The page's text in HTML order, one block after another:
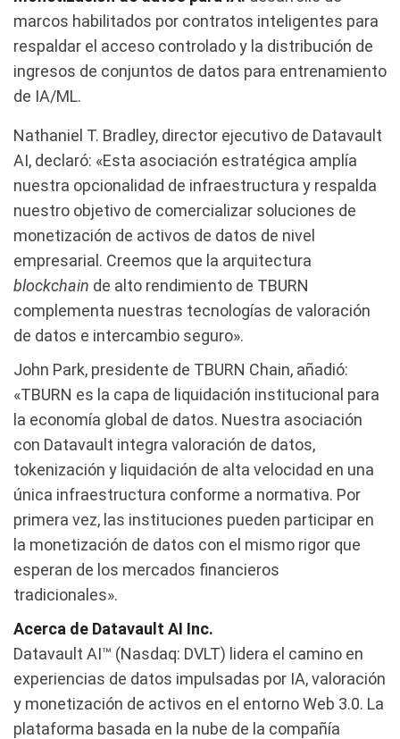
marcos habilitados por contratos inteligentes para
respaldar el acceso controlado y la distribución de
ingresos de conjuntos de datos para entrenamiento
de IA/ML.
Nathaniel T. Bradley, director ejecutivo de Datavault
AI, declaró: «Esta asociación estratégica amplía
nuestra opcionalidad de infraestructura y respalda
nuestro objetivo de comercializar soluciones de
monetización de activos de datos de nivel
empresarial. Creemos que la arquitectura
blockchain de alto rendimiento de TBURN
complementa nuestras tecnologías de valoración
de datos e intercambio seguro».
John Park, presidente de TBURN Chain, añadió:
«TBURN es la capa de liquidación institucional para
la economía global de datos. Nuestra asociación
con Datavault integra valoración de datos,
tokenización y liquidación de alta velocidad en una
única infraestructura conforme a normativa. Por
primera vez, las instituciones pueden participar en
la monetización de datos con el mismo rigor que
esperan de los mercados financieros
tradicionales».
Acerca de Datavault AI Inc.
Datavault AI™ (Nasdaq: DVLT) lidera el camino en
experiencias de datos impulsadas por IA, valoración
y monetización de activos en el entorno Web 3.0. La
plataforma basada en la nube de la compañía